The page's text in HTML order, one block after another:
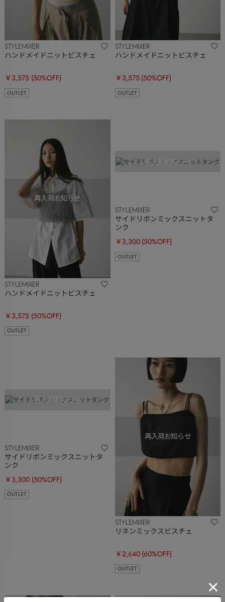
STYLEMIXER
ハンドメイドニットビスチェ
￥3,575 (50%OFF)
OUTLET
STYLEMIXER
ハンドメイドニットビスチェ
￥3,575 (50%OFF)
OUTLET
STYLEMIXER
ハンドメイドニットビスチェ
￥3,575 (50%OFF)
OUTLET
STYLEMIXER
サイドリボンミックスニットタ
ンク
￥3,300 (50%OFF)
OUTLET
STYLEMIXER
サイドリボンミックスニットタ
ンク
￥3,300 (50%OFF)
OUTLET
STYLEMIXER
リネンミックスビスチェ
￥2,640 (60%OFF)
OUTLET